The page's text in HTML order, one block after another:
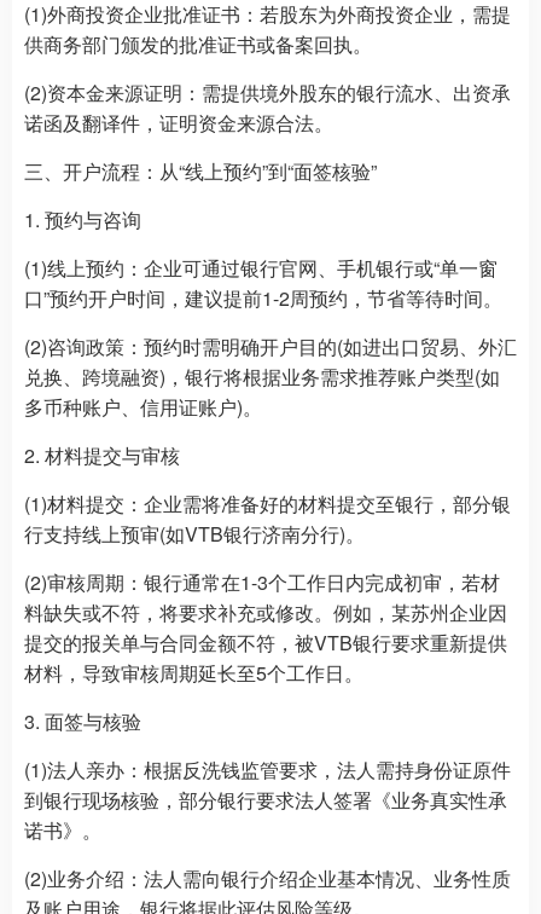
(1)外商投资企业批准证书：若股东为外商投资企业，需提
供商务部门颁发的批准证书或备案回执。
(2)资本金来源证明：需提供境外股东的银行流水、出资承
诺函及翻译件，证明资金来源合法。
三、开户流程：从“线上预约”到“面签核验”
1. 预约与咨询
(1)线上预约：企业可通过银行官网、手机银行或“单一窗
口”预约开户时间，建议提前1-2周预约，节省等待时间。
(2)咨询政策：预约时需明确开户目的(如进出口贸易、外汇
兑换、跨境融资)，银行将根据业务需求推荐账户类型(如
多币种账户、信用证账户)。
2. 材料提交与审核
(1)材料提交：企业需将准备好的材料提交至银行，部分银
行支持线上预审(如VTB银行济南分行)。
(2)审核周期：银行通常在1-3个工作日内完成初审，若材
料缺失或不符，将要求补充或修改。例如，某苏州企业因
提交的报关单与合同金额不符，被VTB银行要求重新提供
材料，导致审核周期延长至5个工作日。
3. 面签与核验
(1)法人亲办：根据反洗钱监管要求，法人需持身份证原件
到银行现场核验，部分银行要求法人签署《业务真实性承
诺书》。
(2)业务介绍：法人需向银行介绍企业基本情况、业务性质
及账户用途，银行将据此评估风险等级。